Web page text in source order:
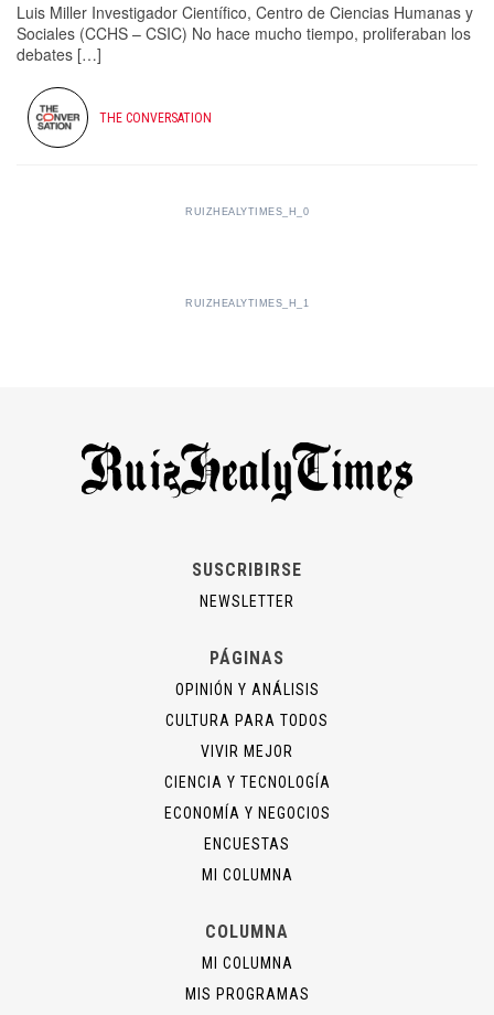
Luis Miller Investigador Científico, Centro de Ciencias Humanas y
Sociales (CCHS – CSIC) No hace mucho tiempo, proliferaban los
debates […]
THE CONVERSATION
RUIZHEALYTIMES_H_0
RUIZHEALYTIMES_H_1
SUSCRIBIRSE
NEWSLETTER
PÁGINAS
OPINIÓN Y ANÁLISIS
CULTURA PARA TODOS
VIVIR MEJOR
CIENCIA Y TECNOLOGÍA
ECONOMÍA Y NEGOCIOS
ENCUESTAS
MI COLUMNA
COLUMNA
MI COLUMNA
MIS PROGRAMAS